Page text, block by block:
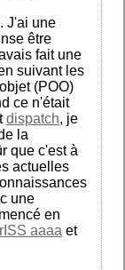
J'ai une
être
fait une
suivant les
(POO)
ce n'était
dispatch, je
la
que c'est à
actuelles
une
en
aaaa et